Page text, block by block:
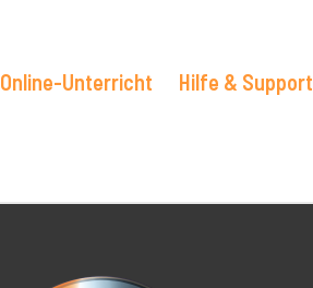
Online-Unterricht Hilfe & Support